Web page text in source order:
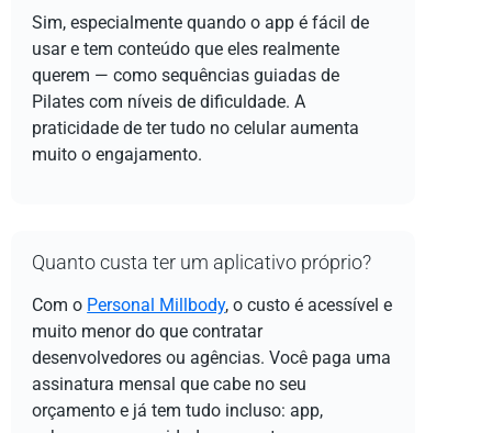
Sim, especialmente quando o app é fácil de
usar e tem conteúdo que eles realmente
querem — como sequências guiadas de
Pilates com níveis de dificuldade. A
praticidade de ter tudo no celular aumenta
muito o engajamento.
Quanto custa ter um aplicativo próprio?
Com o Personal Millbody, o custo é acessível e
muito menor do que contratar
desenvolvedores ou agências. Você paga uma
assinatura mensal que cabe no seu
orçamento e já tem tudo incluso: app,